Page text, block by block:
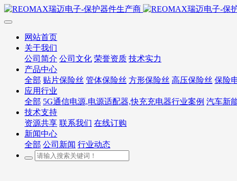
网站首页
关于我们
公司简介 公司文化 荣誉资质 技术实力
产品中心
全部 贴片保险丝 管体保险丝 方形保险丝 高压保险丝 保险
应用行业
全部 5G通信电源,电源适配器,快充充电器行业案例 汽车新
技术支持
资源共享 联系我们 在线订购
新闻中心
全部 公司新闻 行业动态